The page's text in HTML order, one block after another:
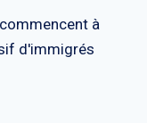
à
d'immigrés